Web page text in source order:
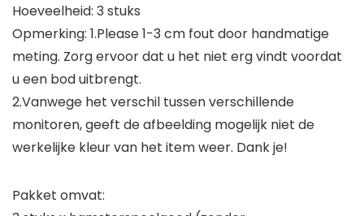
Hoeveelheid: 3 stuks
Opmerking: 1.Please 1-3 cm fout door handmatige
meting. Zorg ervoor dat u het niet erg vindt voordat
u een bod uitbrengt.
2.Vanwege het verschil tussen verschillende
monitoren, geeft de afbeelding mogelijk niet de
werkelijke kleur van het item weer. Dank je!
Pakket omvat: